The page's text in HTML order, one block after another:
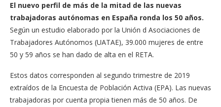
El nuevo perfil de más de la mitad de las nuevas
trabajadoras autónomas en España ronda los 50 años.
Según un estudio elaborado por la Unión d Asociaciones de
Trabajadores Autónomos (UATAE), 39.000 mujeres de entre
50 y 59 años se han dado de alta en el RETA.
Estos datos corresponden al segundo trimestre de 2019
extraídos de la Encuesta de Población Activa (EPA). Las nuevas
trabajadoras por cuenta propia tienen más de 50 años. De